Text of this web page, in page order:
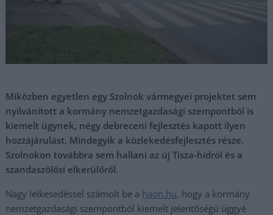
Miközben egyetlen egy Szolnok vármegyei projektet sem
nyilvánított a kormány nemzetgazdasági szempontból is
kiemelt ügynek, négy debreceni fejlesztés kapott ilyen
hozzájárulást. Mindegyik a közlekedésfejlesztés része.
Szolnokon továbbra sem hallani az új Tisza-hídról és a
szandaszőlősi elkerülőről.
Nagy lelkesedéssel számolt be a haon.hu, hogy a kormány
nemzetgazdasági szempontból kiemelt jelentőségű üggyé